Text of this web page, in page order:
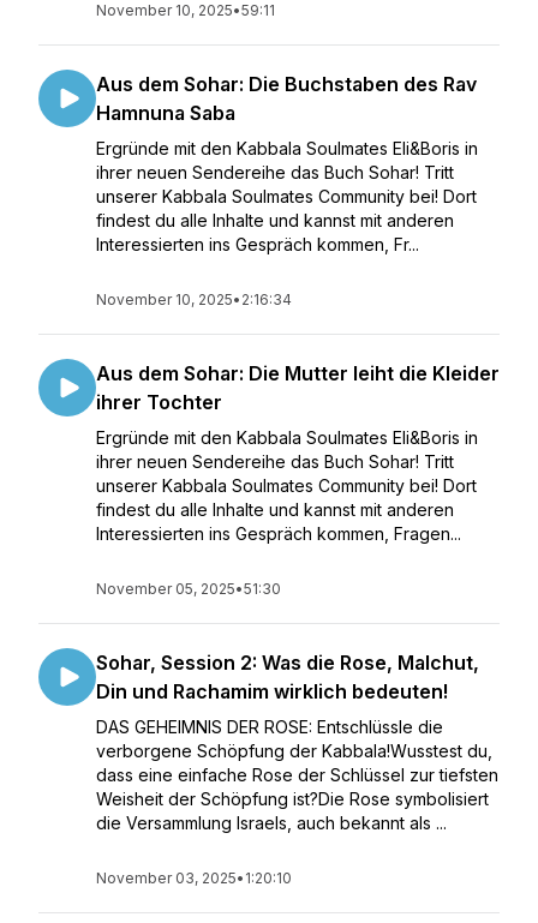
November 10, 2025•59:11
Aus dem Sohar: Die Buchstaben des Rav
Hamnuna Saba
Ergründe mit den Kabbala Soulmates Eli&Boris in
ihrer neuen Sendereihe das Buch Sohar! Tritt
unserer Kabbala Soulmates Community bei! Dort
findest du alle Inhalte und kannst mit anderen
Interessierten ins Gespräch kommen, Fr...
November 10, 2025• 2:16:34
Aus dem Sohar: Die Mutter leiht die Kleider
ihrer Tochter
Ergründe mit den Kabbala Soulmates Eli&Boris in
ihrer neuen Sendereihe das Buch Sohar! Tritt
unserer Kabbala Soulmates Community bei! Dort
findest du alle Inhalte und kannst mit anderen
Interessierten ins Gespräch kommen, Fragen...
November 05, 2025•51:30
Sohar, Session 2: Was die Rose, Malchut,
Din und Rachamim wirklich bedeuten!
DAS GEHEIMNIS DER ROSE: Entschlüssle die
verborgene Schöpfung der Kabbala!Wusstest du,
dass eine einfache Rose der Schlüssel zur tiefsten
Weisheit der Schöpfung ist?Die Rose symbolisiert
die Versammlung Israels, auch bekannt als ...
November 03, 2025• 1:20:10